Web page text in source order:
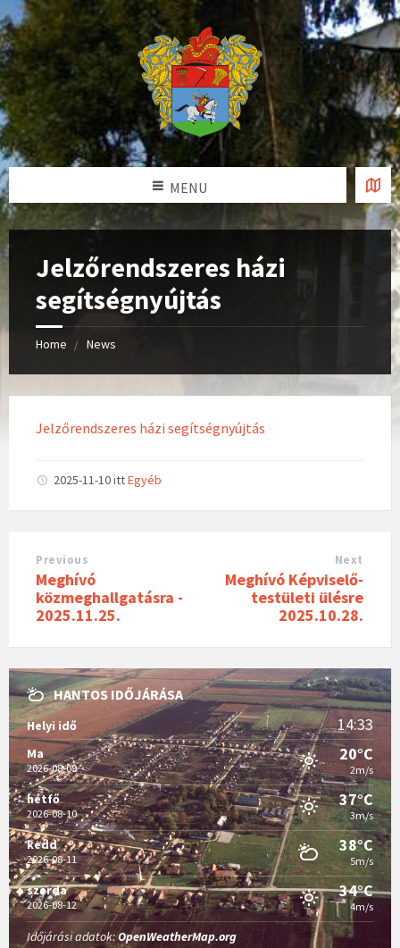
MENU
Jelzőrendszeres házi
segítségnyújtás
Home News
Jelzőrendszeres házi segítségnyújtás
2025-11-10ittEgyéb
Previous
Meghívó
közmeghallgatásra -
2025.11.25.
Next
Meghívó Képviselő-
testületi ülésre
2025.10.28.
HANTOS IDŐJÁRÁSA
Helyi idő 14:33
Ma
2026-08-09
20°C
2m/s
hétfő
2026-08-10
37°C
3m/s
kedd
2026-08-11
38°C
5m/s
szerda
2026-08-12
34°C
4m/s
Időjárási adatok:OpenWeatherMap.org